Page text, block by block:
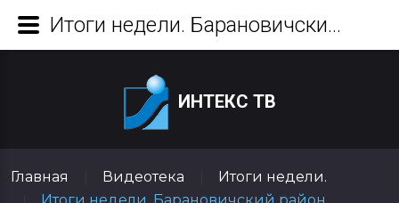
ИНТЕКС ТВ
Главная Видеотека
Итоги недели.
Итоги недели. Барановичский район. 10.08.24